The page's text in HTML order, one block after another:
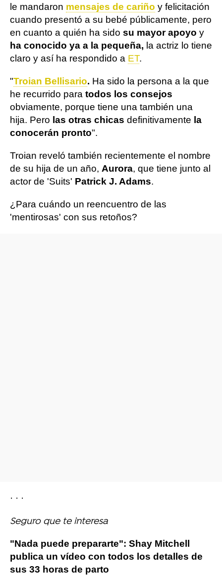
le mandaron mensajes de cariño y felicitación
cuando presentó a su bebé públicamente, pero
en cuanto a quién ha sido su mayor apoyo y
ha conocido ya a la pequeña, la actriz lo tiene
claro y así ha respondido a ET.
"Troian Bellisario. Ha sido la persona a la que
he recurrido para todos los consejos
obviamente, porque tiene una también una
hija. Pero las otras chicas definitivamente la
conocerán pronto".
Troian reveló también recientemente el nombre
de su hija de un año, Aurora, que tiene junto al
actor de 'Suits' Patrick J. Adams.
¿Para cuándo un reencuentro de las
'mentirosas' con sus retoños?
· · ·
Seguro que te interesa
"Nada puede prepararte": Shay Mitchell
publica un vídeo con todos los detalles de
sus 33 horas de parto